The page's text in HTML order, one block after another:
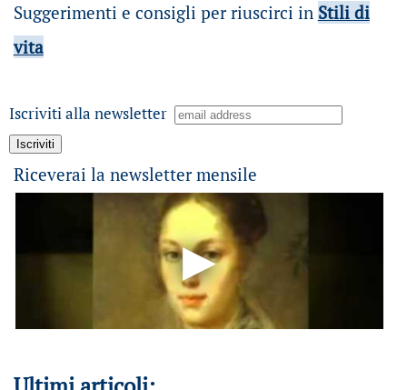
Suggerimenti e consigli per riuscirci in Stili di
vita
Iscriviti alla newsletter
Riceverai la newsletter mensile